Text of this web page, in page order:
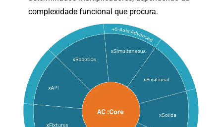
complexidade funcional que procura.